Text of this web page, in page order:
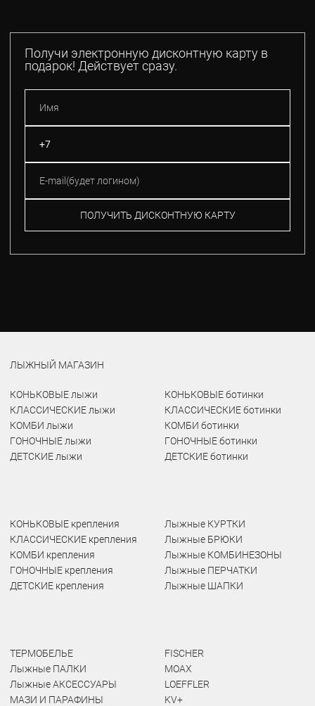
Получи электронную дисконтную карту в
подарок! Действует сразу.
ПОЛУЧИТЬ ДИСКОНТНУЮ КАРТУ
ЛЫЖНЫЙ МАГАЗИН
КОНЬКОВЫЕ лыжи
КЛАССИЧЕСКИЕ лыжи
КОМБИ лыжи
ГОНОЧНЫЕ лыжи
ДЕТСКИЕ лыжи
КОНЬКОВЫЕ ботинки
КЛАССИЧЕСКИЕ ботинки
КОМБИ ботинки
ГОНОЧНЫЕ ботинки
ДЕТСКИЕ ботинки
КОНЬКОВЫЕ крепления
КЛАССИЧЕСКИЕ крепления
КОМБИ крепления
ГОНОЧНЫЕ крепления
ДЕТСКИЕ крепления
Лыжные КУРТКИ
Лыжные БРЮКИ
Лыжные КОМБИНЕЗОНЫ
Лыжные ПЕРЧАТКИ
Лыжные ШАПКИ
ТЕРМОБЕЛЬЕ
Лыжные ПАЛКИ
Лыжные АКСЕССУАРЫ
МАЗИ И ПАРАФИНЫ
FISCHER
MOAX
LOEFFLER
KV+